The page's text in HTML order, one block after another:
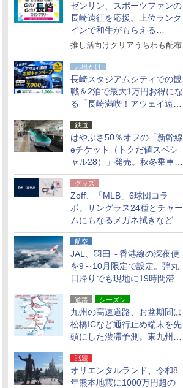
ゼンリン、スポーツファンの
長崎遠征を応援。上位ランク
インで和牛がもらえる
「GO！GO！長崎スタンプラ
推し活向けクリアうちわも配布
お出かけ
長崎スタジアムシティでの観
戦＆2泊で最大1万円お得にな
る「長崎満喫！アウェイ遠征
応援キャンペーン」
鉄道
はやぶさ50％オフの「新幹線
eチケット（トクだ値スペシ
ャル28）」発売。秋冬乗車
分、えきねっと限定
グッズ
Zoff、「MLB」6球団コラ
ボ。サングラス24種とチャー
ムにもなるメガネ拭きなど雑
貨24種
航空
JAL、羽田～香港線の深夜便
を9～10月限定で設定。弾丸
日帰りでも現地に19時間滞在
できる
道路 シーズン
九州の高速道路、お盆期間は
松橋ICなど通行止め端末を先
頭にした渋滞予測。東九州道
への迂回は料金調整を実施
話題
オリエンタルランド、令和8
年熊本地震に1000万円超の